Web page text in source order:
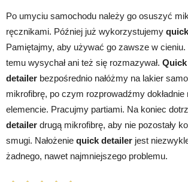
Po umyciu samochodu należy go osuszyć
ręcznikami. Później już wykorzystujemy
Pamiętajmy, aby używać go zawsze w
temu wysychał ani też się rozmazywał. Quick
detailer bezpośrednio nałóżmy na lakier
mikrofibrę, po czym rozprowadźmy dokładnie
elemencie. Pracujmy partiami. Na koniec
detailer drugą mikrofibrę, aby nie pozostały
smugi. Nałożenie quick detailer jest
żadnego, nawet najmniejszego problemu.